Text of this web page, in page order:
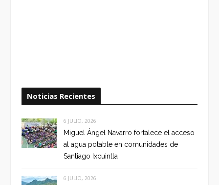
Noticias Recientes
6 JULIO, 2026
Miguel Ángel Navarro fortalece el acceso
al agua potable en comunidades de
Santiago Ixcuintla
6 JULIO, 2026